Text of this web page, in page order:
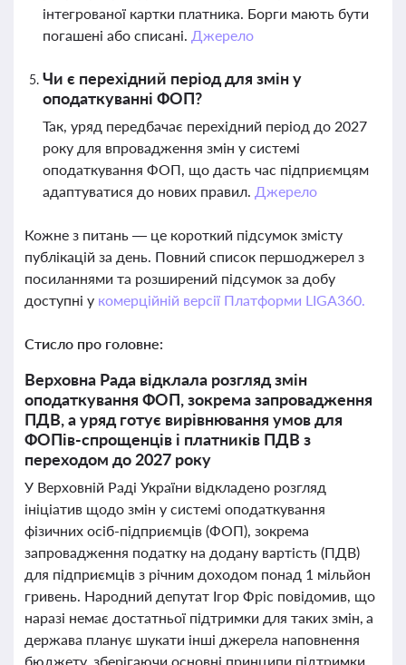
інтегрованої картки платника. Борги мають бути
погашені або списані. Джерело
Чи є перехідний період для змін у
оподаткуванні ФОП?
Так, уряд передбачає перехідний період до 2027
року для впровадження змін у системі
оподаткування ФОП, що дасть час підприємцям
адаптуватися до нових правил. Джерело
Кожне з питань — це короткий підсумок змісту
публікацій за день. Повний список першоджерел з
посиланнями та розширений підсумок за добу
доступні у комерційній версії Платформи LIGA360.
Стисло про головне:
Верховна Рада відклала розгляд змін
оподаткування ФОП, зокрема запровадження
ПДВ, а уряд готує вирівнювання умов для
ФОПів-спрощенців і платників ПДВ з
переходом до 2027 року
У Верховній Раді України відкладено розгляд
ініціатив щодо змін у системі оподаткування
фізичних осіб-підприємців (ФОП), зокрема
запровадження податку на додану вартість (ПДВ)
для підприємців з річним доходом понад 1 мільйон
гривень. Народний депутат Ігор Фріс повідомив, що
наразі немає достатньої підтримки для таких змін, а
держава планує шукати інші джерела наповнення
бюджету, зберігаючи основні принципи підтримки